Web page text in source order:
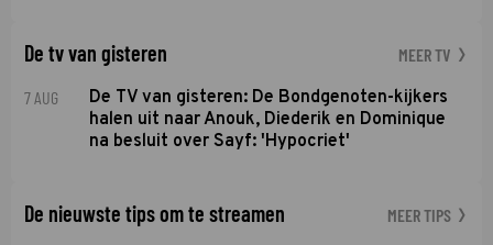
De tv van gisteren MEER TV
7 AUG
De TV van gisteren: De Bondgenoten-kijkers
halen uit naar Anouk, Diederik en Dominique
na besluit over Sayf: 'Hypocriet'
De nieuwste tips om te streamen MEER TIPS